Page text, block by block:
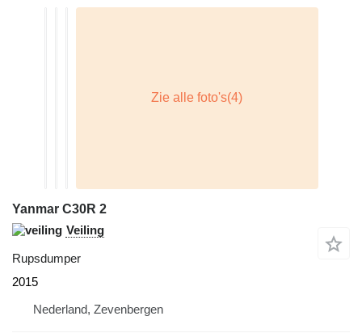
Yanmar C30R 2
Veiling
Rupsdumper
2015
Nederland, Zevenbergen